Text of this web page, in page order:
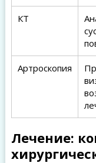
КТ
Артроскопия
Лечение: